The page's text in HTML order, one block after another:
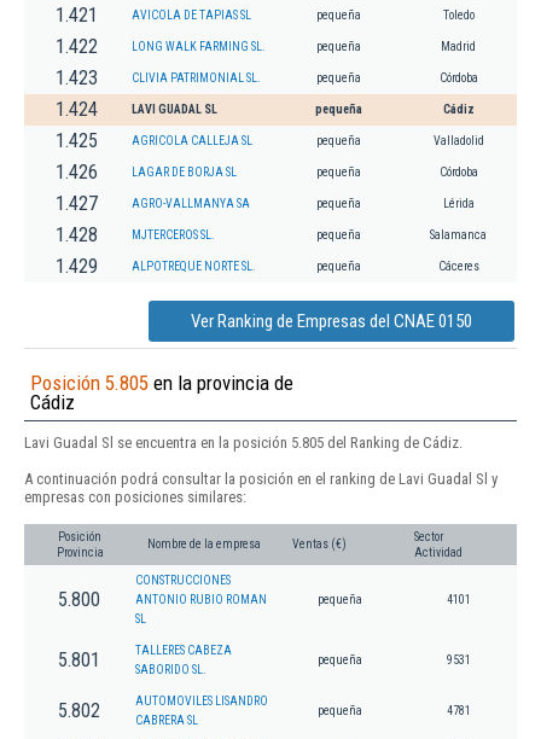
1.421 AVICOLA DE TAPIAS SL pequeña Toledo
1.422 LONG WALK FARMING SL. pequeña Madrid
1.423 CLIVIA PATRIMONIAL SL. pequeña Córdoba
1.424 LAVI GUADAL SL pequeña Cádiz
1.425 AGRICOLA CALLEJA SL pequeña Valladolid
1.426 LAGAR DE BORJA SL pequeña Córdoba
1.427 AGRO-VALLMANYA SA pequeña Lérida
1.428 MJTERCEROS SL. pequeña Salamanca
1.429 ALPOTREQUE NORTE SL. pequeña Cáceres
Ver Ranking de Empresas del CNAE 0150
Posición 5.805 en la provincia de
Cádiz
Lavi Guadal Sl se encuentra en la posición 5.805 del Ranking de Cádiz.
A continuación podrá consultar la posición en el ranking de Lavi Guadal Sl y
empresas con posiciones similares:
Posición
Provincia
Nombre de la empresa Ventas (€)
Sector
Actividad
5.800
CONSTRUCCIONES
ANTONIO RUBIO ROMAN
SL
pequeña 4101
5.801
TALLERES CABEZA
SABORIDO SL.
pequeña 9531
5.802
AUTOMOVILES LISANDRO
CABRERA SL
pequeña 4781